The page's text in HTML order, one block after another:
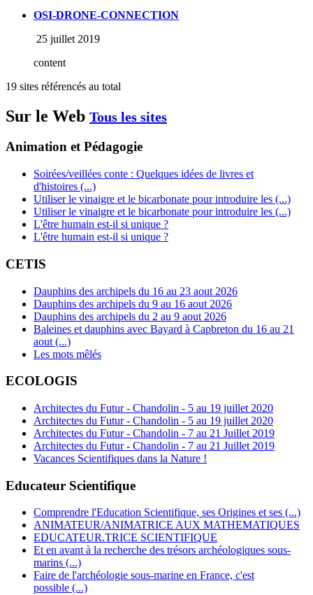
OSI-DRONE-CONNECTION
25 juillet 2019
content
19 sites référencés au total
Sur le Web Tous les sites
Animation et Pédagogie
Soirées/veillées conte : Quelques idées de livres et
d'histoires (...)
Utiliser le vinaigre et le bicarbonate pour introduire les (...)
Utiliser le vinaigre et le bicarbonate pour introduire les (...)
L'être humain est-il si unique ?
L'être humain est-il si unique ?
CETIS
Dauphins des archipels du 16 au 23 aout 2026
Dauphins des archipels du 9 au 16 aout 2026
Dauphins des archipels du 2 au 9 aout 2026
Baleines et dauphins avec Bayard à Capbreton du 16 au 21
aout (...)
Les mots mêlés
ECOLOGIS
Architectes du Futur - Chandolin - 5 au 19 juillet 2020
Architectes du Futur - Chandolin - 5 au 19 juillet 2020
Architectes du Futur - Chandolin - 7 au 21 Juillet 2019
Architectes du Futur - Chandolin - 7 au 21 Juillet 2019
Vacances Scientifiques dans la Nature !
Educateur Scientifique
Comprendre l'Education Scientifique, ses Origines et ses (...)
ANIMATEUR/ANIMATRICE AUX MATHEMATIQUES
EDUCATEUR.TRICE SCIENTIFIQUE
Et en avant à la recherche des trésors archéologiques sous-
marins (...)
Faire de l'archéologie sous-marine en France, c'est
possible (...)